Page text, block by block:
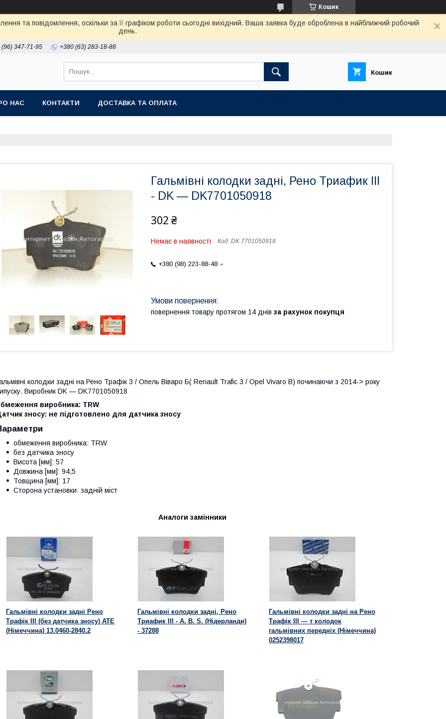
Кошик
та повідомлення, оскільки за її графіком роботи сьогодні вихідний. Ваша заявка буде оброблена в найближчий робочий
день.
(96) 347-71-95 +380 (63) 283-18-88
Кошик
НАС КОНТАКТИ ДОСТАВКА ТА ОПЛАТА
Гальмівні колодки задні, Рено Триафик III
- DK — DK7701050918
302 ₴
Немає в наявності Код: DK.7701050918
+380 (98) 223-88-48
повернення товару протягом 14 днів за рахунок покупця
колодки задні на Рено Трафік 3 / Опель Віваро Б( Renault Trafic 3 / Opel Vivaro B) починаючи з 2014-> року
Виробник DK — DK7701050918
виробника: TRW
зносу: не підготовлено для датчика зносу
обмеження виробника: TRW
без датчика зносу
Висота [мм]: 57
Довжина [мм]: 94,5
Товщина [мм]: 17
Сторона установки: задній міст
Аналоги замінники
Гальмівні колодки задні Рено
Трафік III (без датчика зносу) ATE
(Німеччина) 13.0460-2840.2
Гальмівні колодки задні, Рено
Триафик III - A. B. S. (Нідерланди)
- 37288
Гальмівні колодки задні на Рено
Трафік III — т колодок
гальмівних передніх (Німеччина)
0252398017